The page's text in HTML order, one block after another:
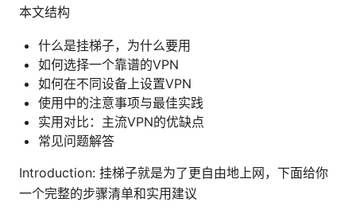
本文结构
什么是挂梯子，为什么要用
如何选择一个靠谱的VPN
如何在不同设备上设置VPN
使用中的注意事项与最佳实践
实用对比：主流VPN的优缺点
常见问题解答
Introduction: 挂梯子就是为了更自由地上网，下面给你
一个完整的步骤清单和实用建议